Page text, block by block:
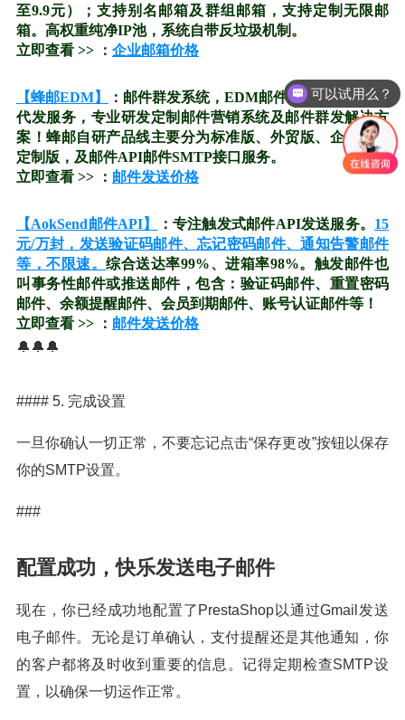
至9.9元）；支持别名邮箱及群组邮箱，支持定制无限邮
箱。高权重纯净IP池，系统自带反垃圾机制。
立即查看 >> ： 企业邮箱价格
【蜂邮EDM】
：邮件群发系统，EDM邮件营销平台，邮件
代发服务，专业研发定制邮件营销系统及邮件群发解决方
案！蜂邮自研产品线主要分为标准版、外贸版、企业版、
定制版，及邮件API邮件SMTP接口服务。
立即查看 >> ： 邮件发送价格
【AokSend邮件API】 ：专注触发式邮件API发送服务。 15
元/万封，发送验证码邮件、忘记密码邮件、通知告警邮件
等，不限速。综合送达率99%、进箱率98%。触发邮件也
叫事务性邮件或推送邮件，包含：验证码邮件、重置密码
邮件、余额提醒邮件、会员到期邮件、账号认证邮件等！
立即查看 >> ： 邮件发送价格
🔔🔔🔔
#### 5. 完成设置
一旦你确认一切正常，不要忘记点击“保存更改”按钮以保存
你的SMTP设置。
###
配置成功，快乐发送电子邮件
现在，你已经成功地配置了PrestaShop以通过Gmail发送
电子邮件。无论是订单确认，支付提醒还是其他通知，你
的客户都将及时收到重要的信息。记得定期检查SMTP设
置，以确保一切运作正常。
可以试用么？